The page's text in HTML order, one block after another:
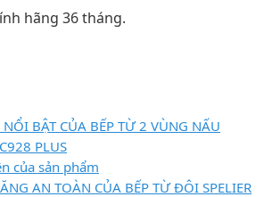
hãng 36 tháng.
BẬT CỦA BẾP TỪ 2 VÙNG NẤU
PLUS
của sản phẩm
AN TOÀN CỦA BẾP TỪ ĐÔI SPELIER